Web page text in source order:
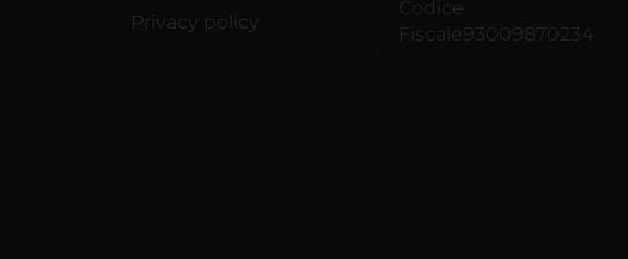
Privacy policy
Codice
Fiscale93009870234